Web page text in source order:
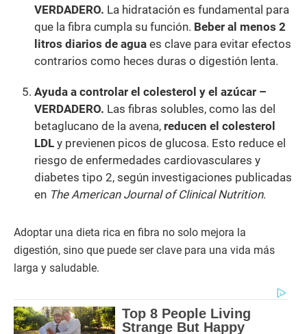
VERDADERO. La hidratación es fundamental para
que la fibra cumpla su función. Beber al menos 2
litros diarios de agua es clave para evitar efectos
contrarios como heces duras o digestión lenta.
Ayuda a controlar el colesterol y el azúcar –
VERDADERO. Las fibras solubles, como las del
betaglucano de la avena, reducen el colesterol
LDL y previenen picos de glucosa. Esto reduce el
riesgo de enfermedades cardiovasculares y
diabetes tipo 2, según investigaciones publicadas
en The American Journal of Clinical Nutrition.
Adoptar una dieta rica en fibra no solo mejora la
digestión, sino que puede ser clave para una vida más
larga y saludable.